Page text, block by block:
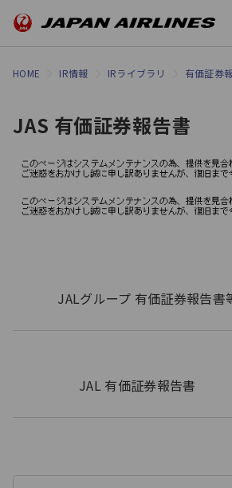
HOME IR情報 IRライブラリ 有価証券
JAS 有価証券報告書
JALグループ 有価証券報告書
JAL 有価証券報告書